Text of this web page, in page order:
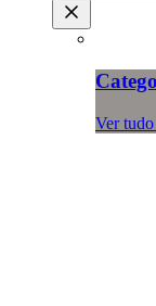
Ver